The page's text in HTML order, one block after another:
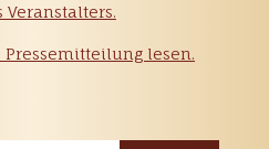
Veranstalters.
lesen.